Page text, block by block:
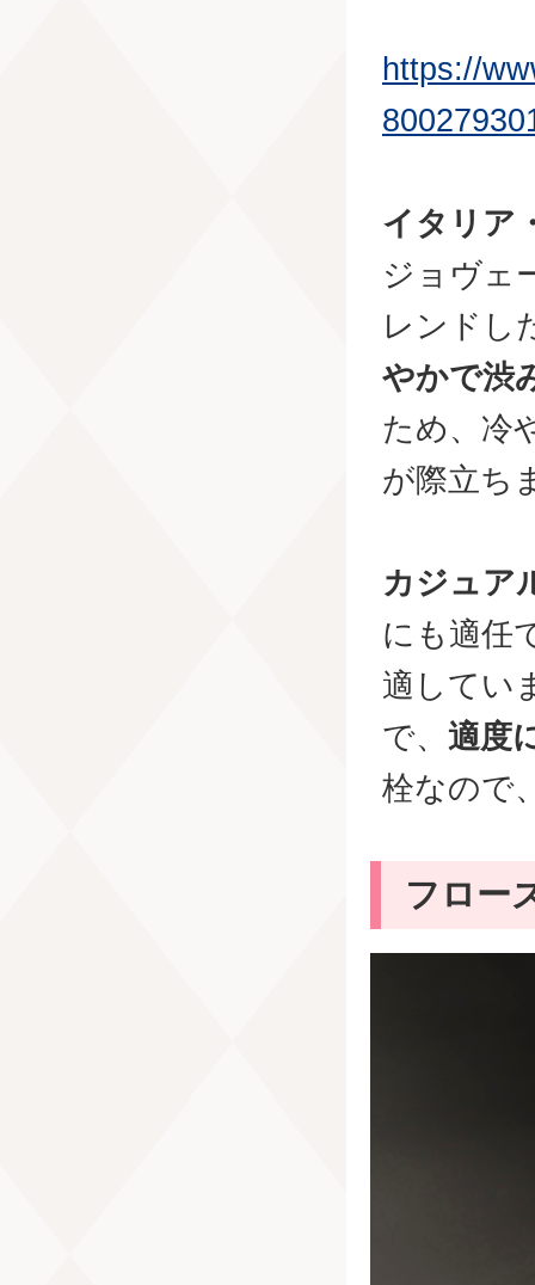
https://
イタリア
ジョヴェ
レンドし
やかで渋
ため、冷
が際立ち
カジュア
にも適任
適してい
で、 適度
栓なので
フロー